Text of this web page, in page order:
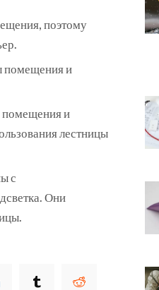
поэтому
помещения и
помещения и
лестницы
с
Они